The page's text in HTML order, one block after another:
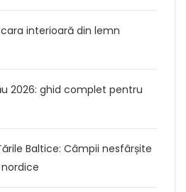
interioară din lemn
2026: ghid complet pentru
Baltice: Câmpii nesfârșite